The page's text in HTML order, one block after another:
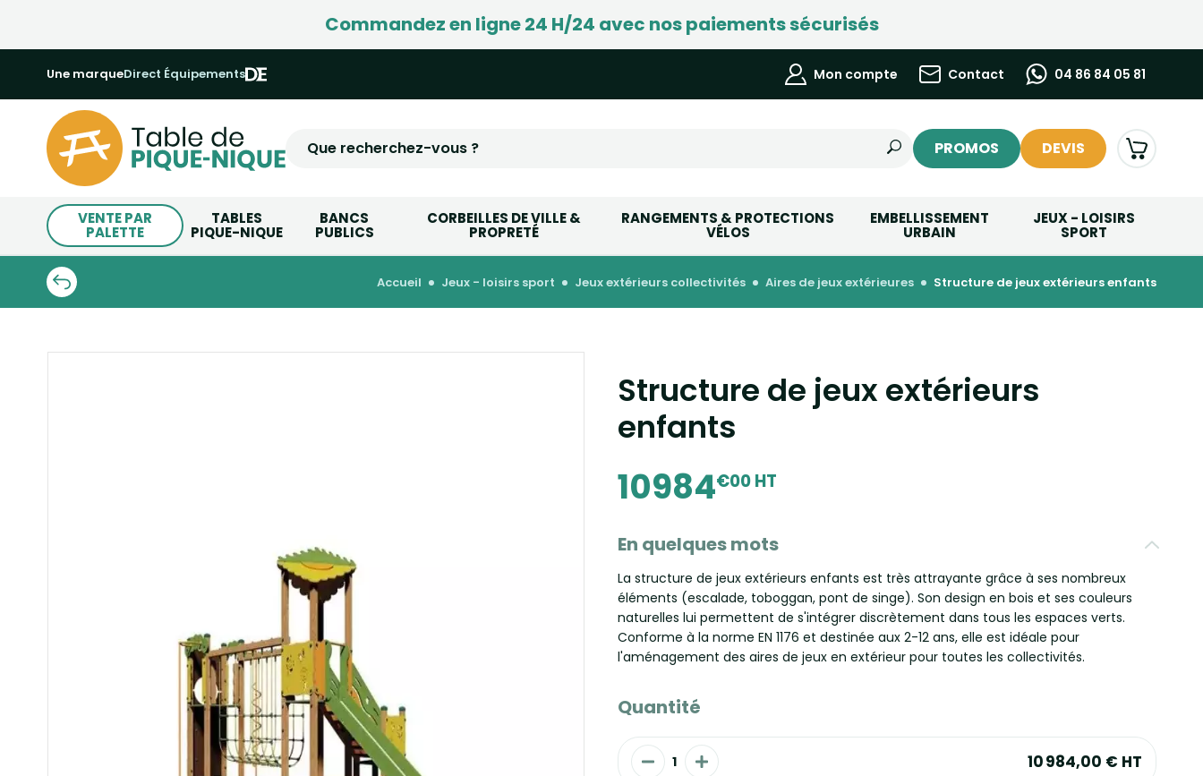
Commandez en ligne 24 H/24 avec nos paiements sécurisés
Une marqueDirect Équipements Mon compte Contact 04 86 84 05 81
PROMOS DEVIS
VENTE PAR
PALETTE
TABLES
PIQUE-NIQUE
BANCS
PUBLICS
CORBEILLES DE VILLE &
PROPRETÉ
RANGEMENTS & PROTECTIONS
VÉLOS
EMBELLISSEMENT
URBAIN
JEUX - LOISIRS
SPORT
accueil jeux - loisirs sport jeux extérieurs collectivités aires de jeux extérieures structure de jeux extérieurs enfants
Structure de jeux extérieurs
enfants
10984€00 HT
En quelques mots
La structure de jeux extérieurs enfants est très attrayante grâce à ses nombreux
éléments (escalade, toboggan, pont de singe). Son design en bois et ses couleurs
naturelles lui permettent de s'intégrer discrètement dans tous les espaces verts.
Conforme à la norme EN 1176 et destinée aux 2-12 ans, elle est idéale pour
l'aménagement des aires de jeux en extérieur pour toutes les collectivités.
Quantité
10 984,00 € HT